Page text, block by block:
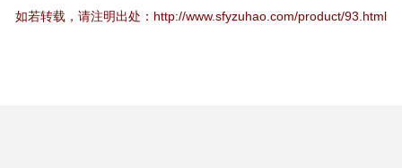
如若转载，请注明出处：http://www.sfyzuhao.com/product/93.html